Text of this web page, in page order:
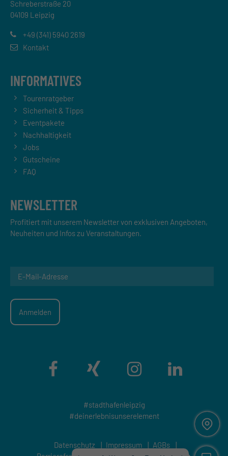
Schreberstraße 20
04109 Leipzig
+49 (341) 5940 2619
Kontakt
INFORMATIVES
Tourenratgeber
Sicherheit & Tipps
Eventpakete
Nachhaltigkeit
Jobs
Gutscheine
FAQ
NEWSLETTER
Profitiert mit unserem Newsletter von exklusiven Angeboten,
Neuheiten und Infos zu Veranstaltungen.
#stadthafenleipzig
#deinerlebnisunserelement
Datenschutz | Impressum | AGBs
|